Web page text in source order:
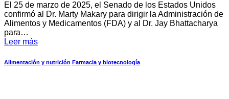
El 25 de marzo de 2025, el Senado de los Estados Unidos
confirmó al Dr. Marty Makary para dirigir la Administración de
Alimentos y Medicamentos (FDA) y al Dr. Jay Bhattacharya
para…
Leer más
Alimentación y nutrición Farmacia y biotecnología